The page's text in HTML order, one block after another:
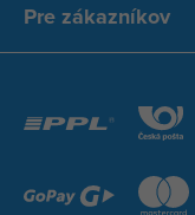
Pre zákazníkov